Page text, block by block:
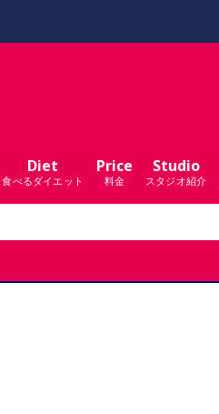
Diet
食べるダイエット
Price
料金
Studio
スタジオ紹介